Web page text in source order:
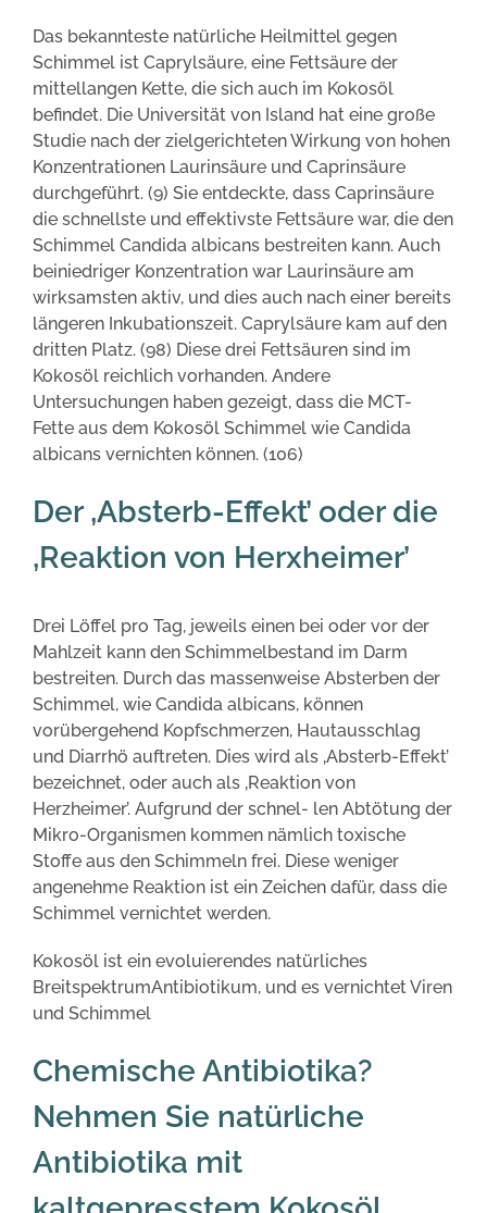
Das bekannteste natürliche Heilmittel gegen
Schimmel ist Caprylsäure, eine Fettsäure der
mittellangen Kette, die sich auch im Kokosöl
befindet. Die Universität von Island hat eine große
Studie nach der zielgerichteten Wirkung von hohen
Konzentrationen Laurinsäure und Caprinsäure
durchgeführt. (9) Sie entdeckte, dass Caprinsäure
die schnellste und effektivste Fettsäure war, die den
Schimmel Candida albicans bestreiten kann. Auch
beiniedriger Konzentration war Laurinsäure am
wirksamsten aktiv, und dies auch nach einer bereits
längeren Inkubationszeit. Caprylsäure kam auf den
dritten Platz. (98) Diese drei Fettsäuren sind im
Kokosöl reichlich vorhanden. Andere
Untersuchungen haben gezeigt, dass die MCT-
Fette aus dem Kokosöl Schimmel wie Candida
albicans vernichten können. (106)
Der ‚Absterb-Effekt’ oder die
‚Reaktion von Herxheimer’
Drei Löffel pro Tag, jeweils einen bei oder vor der
Mahlzeit kann den Schimmelbestand im Darm
bestreiten. Durch das massenweise Absterben der
Schimmel, wie Candida albicans, können
vorübergehend Kopfschmerzen, Hautausschlag
und Diarrhö auftreten. Dies wird als ‚Absterb-Effekt’
bezeichnet, oder auch als ‚Reaktion von
Herzheimer’. Aufgrund der schnel- len Abtötung der
Mikro-Organismen kommen nämlich toxische
Stoffe aus den Schimmeln frei. Diese weniger
angenehme Reaktion ist ein Zeichen dafür, dass die
Schimmel vernichtet werden.
Kokosöl ist ein evoluierendes natürliches
BreitspektrumAntibiotikum, und es vernichtet Viren
und Schimmel
Chemische Antibiotika?
Nehmen Sie natürliche
Antibiotika mit